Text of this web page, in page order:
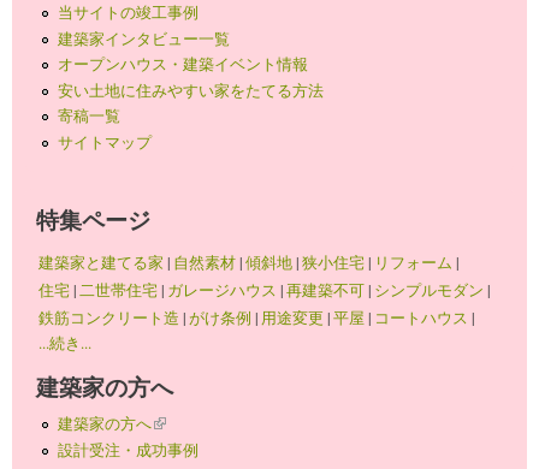
当サイトの竣工事例
建築家インタビュー一覧
オープンハウス・建築イベント情報
安い土地に住みやすい家をたてる方法
寄稿一覧
サイトマップ
特集ページ
建築家と建てる家 | 自然素材|傾斜地|狭小住宅| リフォーム |
住宅|二世帯住宅| ガレージハウス |再建築不可| シンプルモダン |
鉄筋コンクリート造 |がけ条例 | 用途変更 |平屋 | コートハウス |
...続き...
建築家の方へ
建築家の方へ(link is external)
設計受注・成功事例